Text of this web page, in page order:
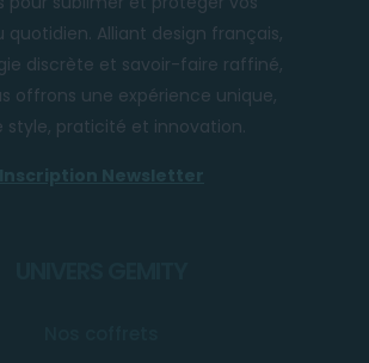
quotidien. Alliant design français,
discrète et savoir-faire raffiné,
offrons une expérience unique,
style, praticité et innovation.